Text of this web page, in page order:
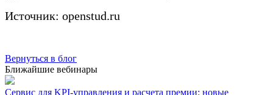
Источник: openstud.ru
Вернуться в блог
Ближайшие вебинары
Сервис для KPI-управления и расчета премии: новые